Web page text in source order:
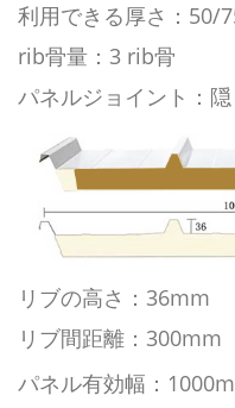
利用できる厚さ：50/
rib骨量：3 rib骨
パネルジョイント：
リブの高さ：36mm
リブ間距離：300mm
パネル有効幅：